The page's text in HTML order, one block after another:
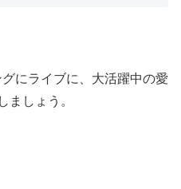
にライブに、大活躍中の愛
ましょう。